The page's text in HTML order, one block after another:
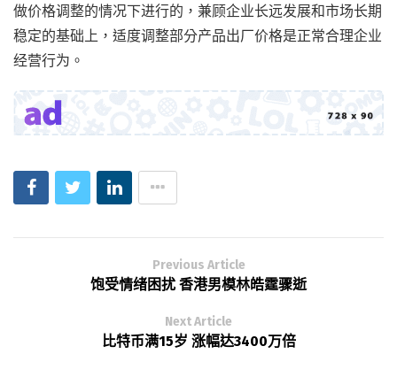
做价格调整的情况下进行的，兼顾企业长远发展和市场长期
稳定的基础上，适度调整部分产品出厂价格是正常合理企业
经营行为。
Previous Article
饱受情绪困扰 香港男模林皓霆骤逝
Next Article
比特币满15岁 涨幅达3400万倍